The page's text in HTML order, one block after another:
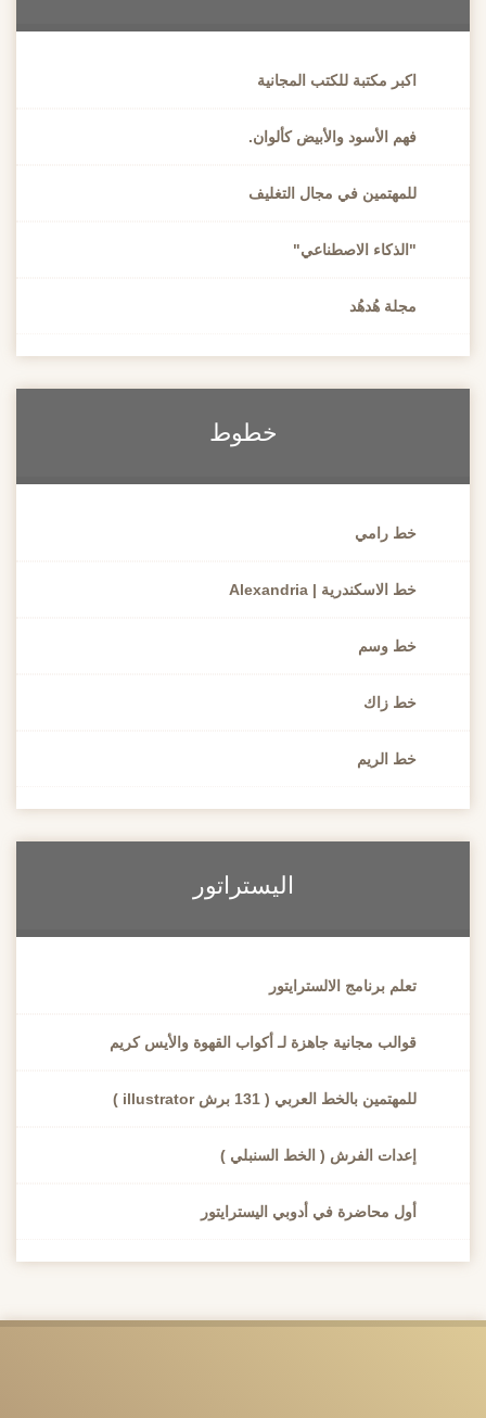
اكبر مكتبة للكتب المجانية
فهم الأسود والأبيض كألوان.
للمهتمين في مجال التغليف
"الذكاء الاصطناعي"
مجلة هُدهُد
خطوط
خط رامي
خط الاسكندرية | Alexandria
خط وسم
خط زاك
خط الريم
اليستراتور
تعلم برنامج الالسترايتور
قوالب مجانية جاهزة لـ أكواب القهوة والأيس كريم
للمهتمين بالخط العربي ( 131 برش illustrator )
إعدات الفرش ( الخط السنبلي )
أول محاضرة في أدوبي اليسترايتور